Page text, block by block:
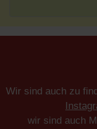
Wir sind auch zu
wir sind auch